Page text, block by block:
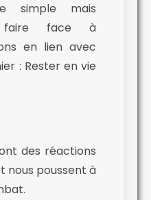
simple mais
faire face à
en lien avec
: Rester en vie
des réactions
nous poussent à